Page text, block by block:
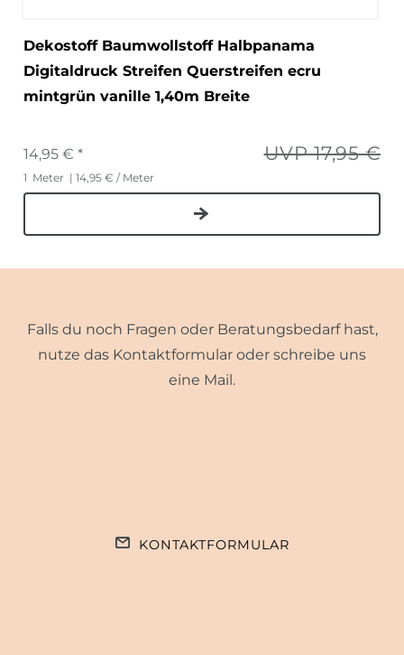
Dekostoff Baumwollstoff Halbpanama
Digitaldruck Streifen Querstreifen ecru
mintgrün vanille 1,40m Breite
UVP 17,95 €
14,95 € *
1 Meter | 14,95 € / Meter
Falls du noch Fragen oder Beratungsbedarf hast,
nutze das Kontaktformular oder schreibe uns
eine Mail.
KONTAKTFORMULAR